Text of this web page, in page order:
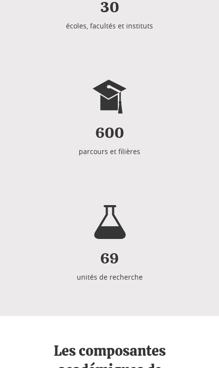
30
écoles, facultés et instituts
600
parcours et filières
69
unités de recherche
Les composantes